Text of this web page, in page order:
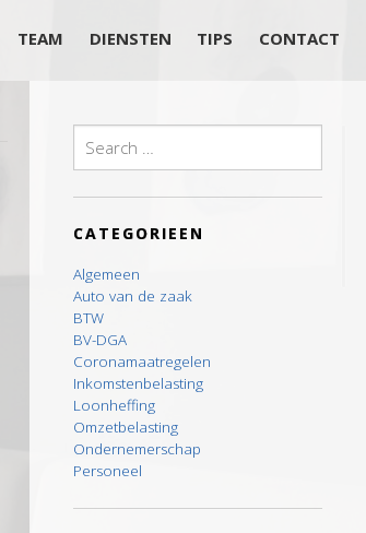
TEAM DIENSTEN TIPS CONTACT
for:
CATEGORIEEN
Algemeen
Auto van de zaak
BTW
BV-DGA
Coronamaatregelen
Inkomstenbelasting
Loonheffing
Omzetbelasting
Ondernemerschap
Personeel